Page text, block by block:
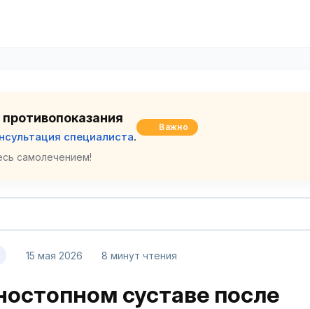
специалиста.
Важно
самолечением!
15 мая 2026 8 минут чтения
суставе после